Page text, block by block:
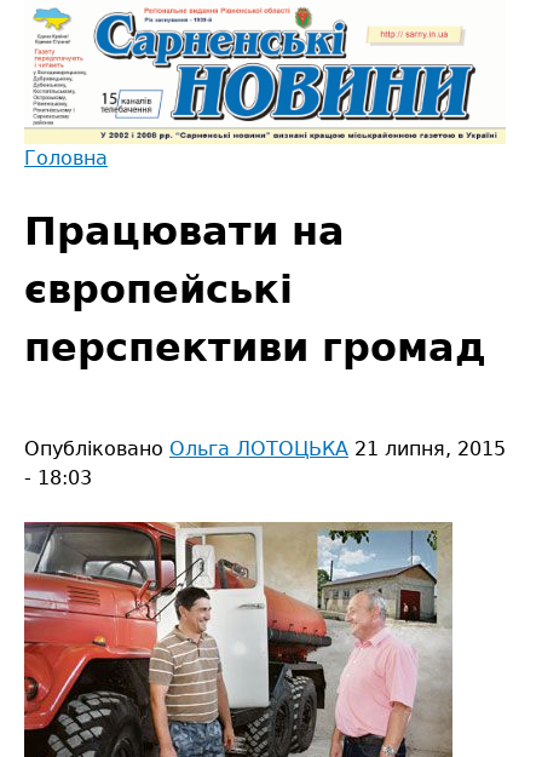
Jump
navigation
є
тут
Головна
to
top
Працювати на
європейські
перспективи громад
Опубліковано Ольга ЛОТОЦЬКА 21 липня, 2015
- 18:03